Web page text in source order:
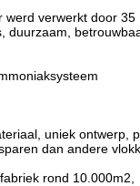
werd verwerkt door 35
duurzaam,
uniek ontwerp,
dan andere
rond 10.000m2,